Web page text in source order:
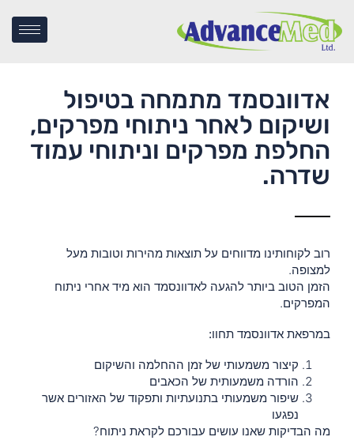
אדוונסמד מתמחה בטיפול
ושיקום לאחר ניתוחי מפרקים,
החלפת מפרקים וניתוחי עמוד
שדרה.
רוב לקוחותינו מדווחים על תוצאות מהירות וטובות מעל
למצופה.
הזמן הטוב ביותר להגעה לאדוונסמד הוא מיד אחרי ניתוח
המפרקים.
במרפאת אדוונסמד תחוו:
קיצור משמעותי של זמן ההחלמה והשיקום
הורדה משמעותית של הכאבים
שיפור משמעותי בתנועתיות ותפקוד של האזורים אשר
נפגעו
מה הבדיקות שאנו עושים עבורכם לקראת ניתוח?